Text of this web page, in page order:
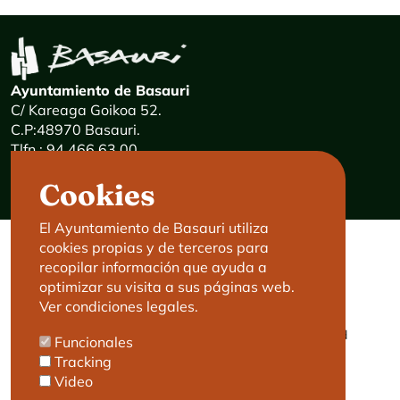
Cookies
El Ayuntamiento de Basauri utiliza
cookies propias y de terceros para
recopilar información que ayuda a
optimizar su visita a sus páginas web.
Ver condiciones legales.
Funcionales
Tracking
Video
Ayuntamiento de Basauri
C/ Kareaga Goikoa 52.
C.P:48970 Basauri.
Tlfn.: 94 466 63 00
E-mail: haz@basauri.eus
CONTACTO
Basauri le atiende
Cita previa
LEGAL
Aviso legal
Política de privacidad